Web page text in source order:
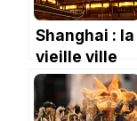
Shanghai : la
vieille ville